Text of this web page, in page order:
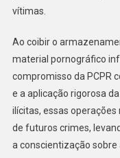
vítimas.
Ao coibir o
material pornográfico
compromisso da PCPR
e a aplicação rigorosa
ilícitas, essas
de futuros crimes,
a conscientização sobre